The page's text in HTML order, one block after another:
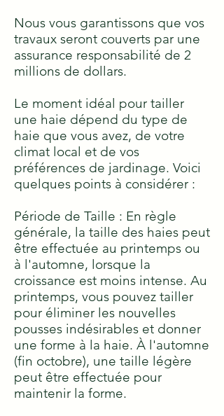
Nous vous garantissons que vos
travaux seront couverts par une
assurance responsabilité de 2
millions de dollars.
Le moment idéal pour tailler
une haie dépend du type de
haie que vous avez, de votre
climat local et de vos
préférences de jardinage. Voici
quelques points à considérer :
Période de Taille : En règle
générale, la taille des haies peut
être effectuée au printemps ou
à l'automne, lorsque la
croissance est moins intense. Au
printemps, vous pouvez tailler
pour éliminer les nouvelles
pousses indésirables et donner
une forme à la haie. À l'automne
(fin octobre), une taille légère
peut être effectuée pour
maintenir la forme.